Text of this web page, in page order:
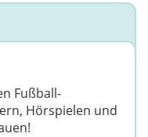
Fußball-
Hörspielen und